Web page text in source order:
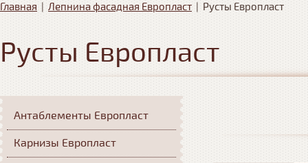
Главная | Лепнина фасадная Европласт | Русты Европласт
Русты Европласт
Антаблементы Европласт
Карнизы Европласт